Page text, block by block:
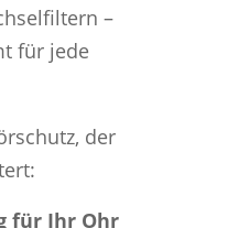
–
für jede
der
für Ihr Ohr